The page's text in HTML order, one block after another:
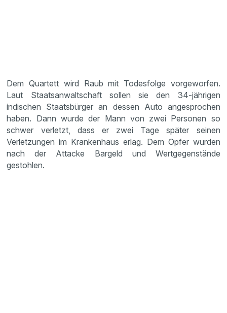
Dem Quartett wird Raub mit Todesfolge vorgeworfen.
Laut Staatsanwaltschaft sollen sie den 34-jährigen
indischen Staatsbürger an dessen Auto angesprochen
haben. Dann wurde der Mann von zwei Personen so
schwer verletzt, dass er zwei Tage später seinen
Verletzungen im Krankenhaus erlag. Dem Opfer wurden
nach der Attacke Bargeld und Wertgegenstände
gestohlen.